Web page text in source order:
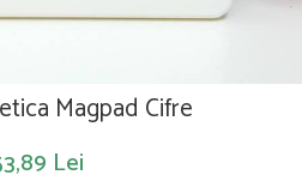
Magpad Cifre
Lei